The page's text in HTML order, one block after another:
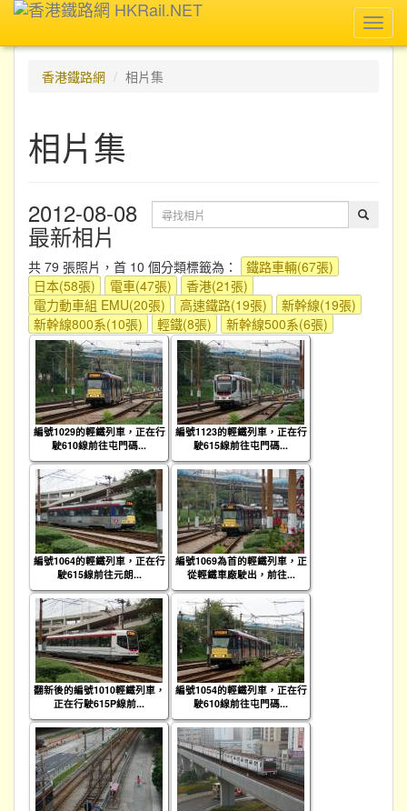
香港鐵路網
相片集
相片集
2012-08-08
最新相片
共 79 張照片，首 10 個分類標籤為：
鐵路車輛(67張)
日本(58張)
電車(47張)
香港(21張)
電力動車組 EMU(20張)
高速鐵路(19張)
新幹線(19張)
新幹線800系(10張)
輕鐵(8張) 新幹線500系(6張)
編號1029的輕鐵列車，正在行
駛610線前往屯門碼...
編號1123的輕鐵列車，正在行
駛615線前往屯門碼...
編號1064的輕鐵列車，正在行
駛615線前往元朗...
編號1069為首的輕鐵列車，正
從輕鐵車廠駛出，前往...
翻新後的編號1010輕鐵列車，
正在行駛615P線前...
編號1054的輕鐵列車，正在行
駛610線前往屯門碼...